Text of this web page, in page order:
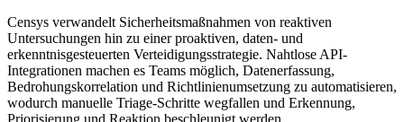
Censys verwandelt Sicherheitsmaßnahmen von reaktiven
Untersuchungen hin zu einer proaktiven, daten- und
erkenntnisgesteuerten Verteidigungsstrategie. Nahtlose API-
Integrationen machen es Teams möglich, Datenerfassung,
Bedrohungskorrelation und Richtlinienumsetzung zu automatisieren,
wodurch manuelle Triage-Schritte wegfallen und Erkennung,
Priorisierung und Reaktion beschleunigt werden.